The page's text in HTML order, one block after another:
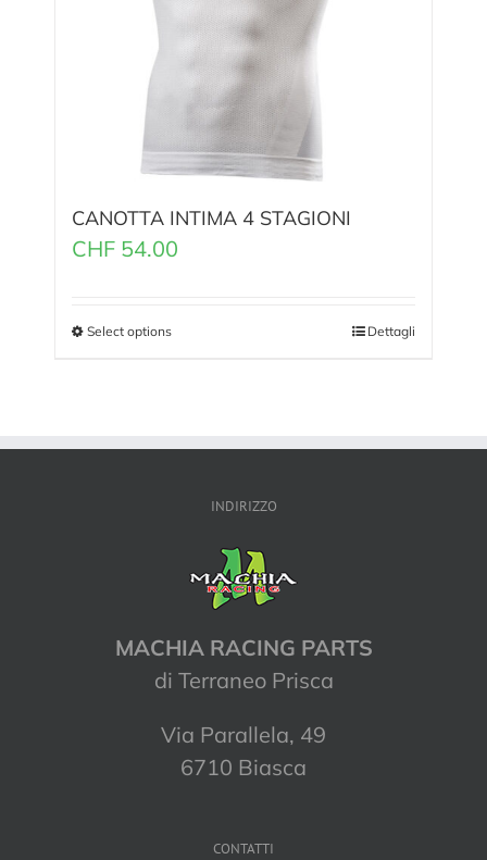
CANOTTA INTIMA 4 STAGIONI
CHF 54.00
Select options Dettagli
INDIRIZZO
MACHIA RACING PARTS
di Terraneo Prisca
Via Parallela, 49
6710 Biasca
CONTATTI